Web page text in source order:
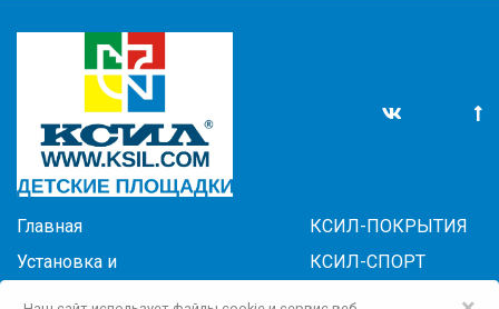
Главная
Установка и
КСИЛ-ПОКРЫТИЯ
КСИЛ-СПОРТ
БЛАГОУСТРОЙСТВО